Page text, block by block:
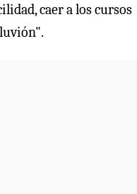
caer a los cursos